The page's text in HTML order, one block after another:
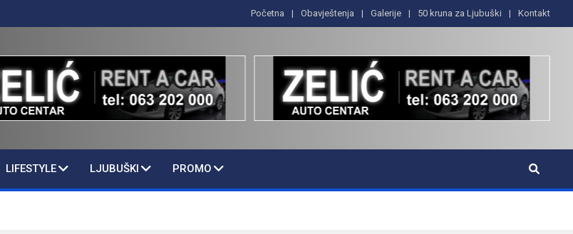
Početna Obavještenja Galerije 50 kruna za Ljubuški Kontakt
LIFESTYLE LJUBUŠKI PROMO